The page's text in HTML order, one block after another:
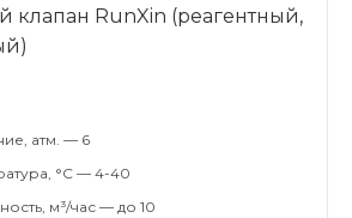
RunXin (реагентный,
атм. — 6
°С — 4-40
м³/час — до 10